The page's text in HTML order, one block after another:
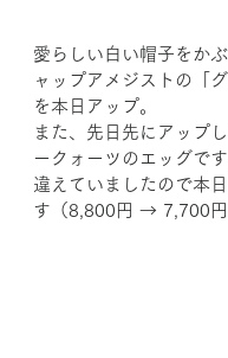
愛らしい白い帽子をか
ャップアメジストの「
を本日アップ。
また、先日先にアップ
ークォーツのエッグで
違えていましたので本
す（8,800円 → 7,700円